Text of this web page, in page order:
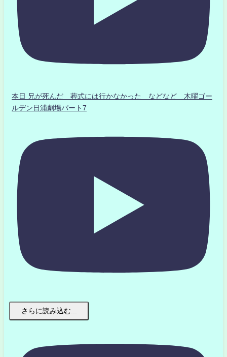
本日 兄が死んだ 葬式には行かなかった などなど 木曜ゴー
ルデン日浦劇場パート7
さらに読み込む...